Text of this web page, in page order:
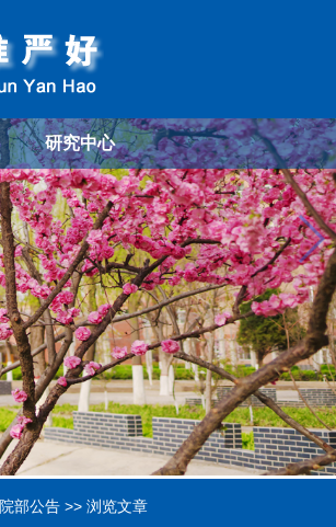
研究中心
院部公告 >> 浏览文章